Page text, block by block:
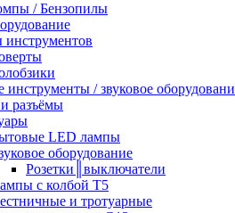
/ Бензопилы
/ звуковое
разъёмы
LED лампы
оборудование
Розетки║выключатели
с колбой Т5
и тротуарные